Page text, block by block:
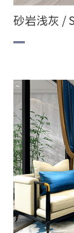
砂岩浅灰 /